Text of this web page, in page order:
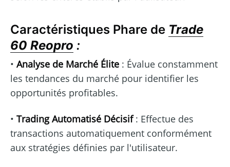
Caractéristiques Phare de Trade
60 Reopro :
• Analyse de Marché Élite : Évalue constamment
les tendances du marché pour identifier les
opportunités profitables.
• Trading Automatisé Décisif: Effectue des
transactions automatiquement conformément
aux stratégies définies par l'utilisateur.